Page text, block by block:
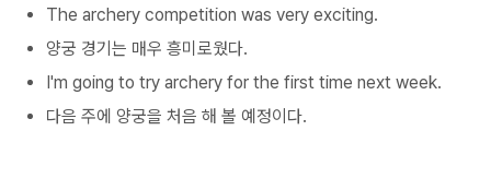
The archery competition was very exciting.
양궁 경기는 매우 흥미로웠다.
I'm going to try archery for the first time next week.
다음 주에 양궁을 처음 해 볼 예정이다.